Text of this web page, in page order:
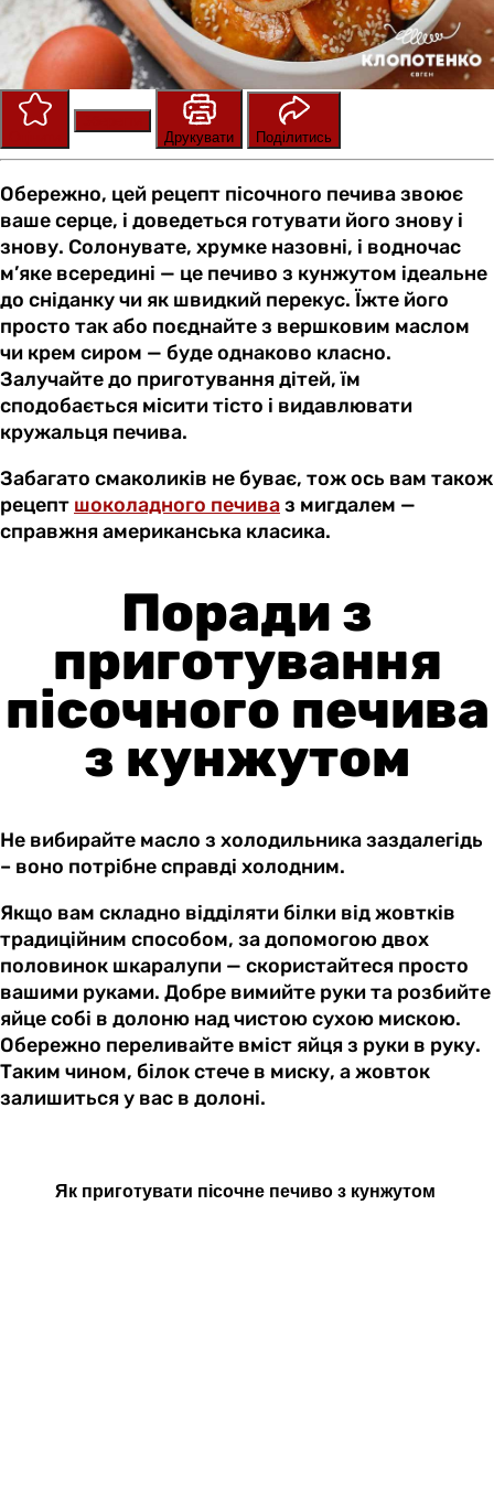
Друкувати
Поділитись
Обережно, цей рецепт пісочного печива звоює
ваше серце, і доведеться готувати його знову і
знову. Солонувате, хрумке назовні, і водночас
м’яке всередині — це печиво з кунжутом ідеальне
до сніданку чи як швидкий перекус. Їжте його
просто так або поєднайте з вершковим маслом
чи крем сиром — буде однаково класно.
Залучайте до приготування дітей, їм
сподобається місити тісто і видавлювати
кружальця печива.
Забагато смаколиків не буває, тож ось вам також
рецепт шоколадного печиваз мигдалем —
справжня американська класика.
Поради з
приготування
пісочного печива
з кунжутом
Не вибирайте масло з холодильника заздалегідь
– воно потрібне справді холодним.
Якщо вам складно відділяти білки від жовтків
традиційним способом, за допомогою двох
половинок шкаралупи — скористайтеся просто
вашими руками. Добре вимийте руки та розбийте
яйце собі в долоню над чистою сухою мискою.
Обережно переливайте вміст яйця з руки в руку.
Таким чином, білок стече в миску, а жовток
залишиться у вас в долоні.
Як приготувати пісочне печивоз кунжутом